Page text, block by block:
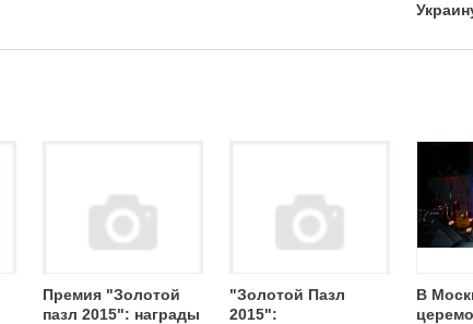
Премия "Золотой
пазл 2015": награды
"Золотой Пазл
2015":
В